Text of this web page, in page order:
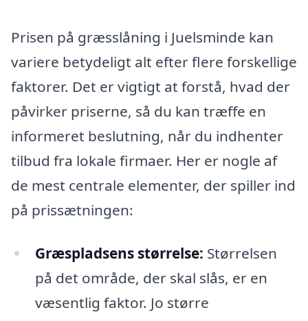
Prisen på græsslåning i Juelsminde kan
variere betydeligt alt efter flere forskellige
faktorer. Det er vigtigt at forstå, hvad der
påvirker priserne, så du kan træffe en
informeret beslutning, når du indhenter
tilbud fra lokale firmaer. Her er nogle af
de mest centrale elementer, der spiller ind
på prissætningen:
Græspladsens størrelse: Størrelsen
på det område, der skal slås, er en
væsentlig faktor. Jo større